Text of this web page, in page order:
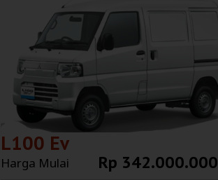
L100 Ev
Harga Mulai Rp 342.000.000